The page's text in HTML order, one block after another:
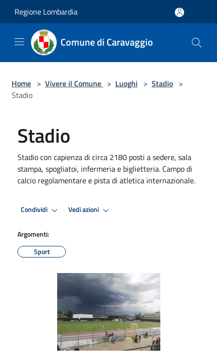
Regione Lombardia
Comune di Caravaggio
Home > Vivere il Comune > Luoghi > Stadio >
Stadio
Stadio
Stadio con capienza di circa 2180 posti a sedere, sala
stampa, spogliatoi, infermeria e biglietteria. Campo di
calcio regolamentare e pista di atletica internazionale.
Condividi Vedi azioni
Argomenti:
Sport